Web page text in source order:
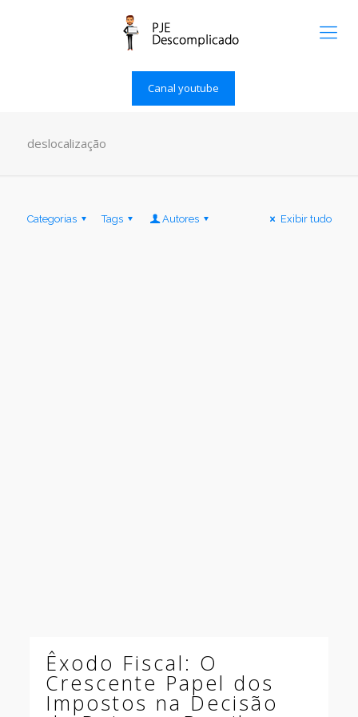
Canal youtube
deslocalização
Categorias Tags Autores Exibir tudo
Êxodo Fiscal: O
Crescente Papel dos
Impostos na Decisão